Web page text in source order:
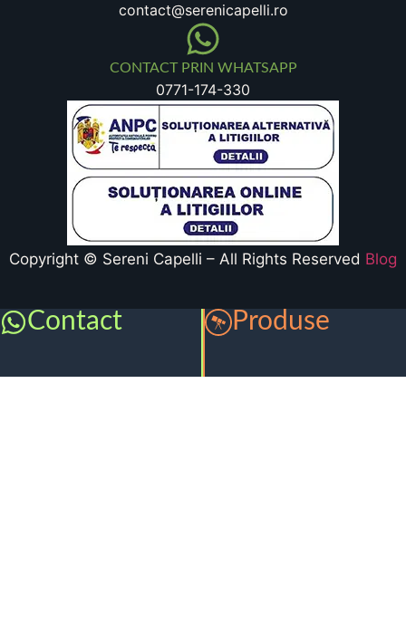
contact@serenicapelli.ro
CONTACT PRIN WHATSAPP
0771-174-330
Copyright © Sereni Capelli – All Rights Reserved Blog
Contact Produse